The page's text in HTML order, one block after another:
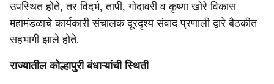
उपस्थित होते, तर विदर्भ, तापी, गोदावरी व कृष्णा खोरे विकास
महामंडळाचे कार्यकारी संचालक दूरदृश्य संवाद प्रणाली द्वारे बैठकीत
सहभागी झाले होते.
राज्यातील कोल्हापुरी बंधाऱ्यांची स्थिती